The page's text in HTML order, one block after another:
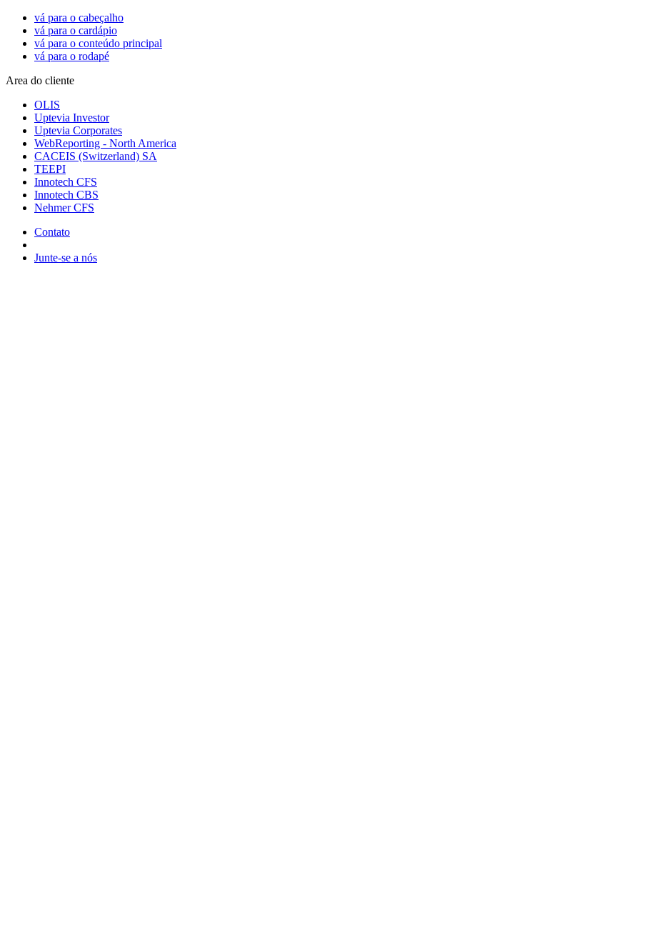
vá para o cabeçalho
vá para o cardápio
vá para o conteúdo principal
vá para o rodapé
Area do cliente
OLIS
Uptevia Investor
Uptevia Corporates
WebReporting - North America
CACEIS (Switzerland) SA
TEEPI
Innotech CFS
Innotech CBS
Nehmer CFS
Contato
Junte-se a nós